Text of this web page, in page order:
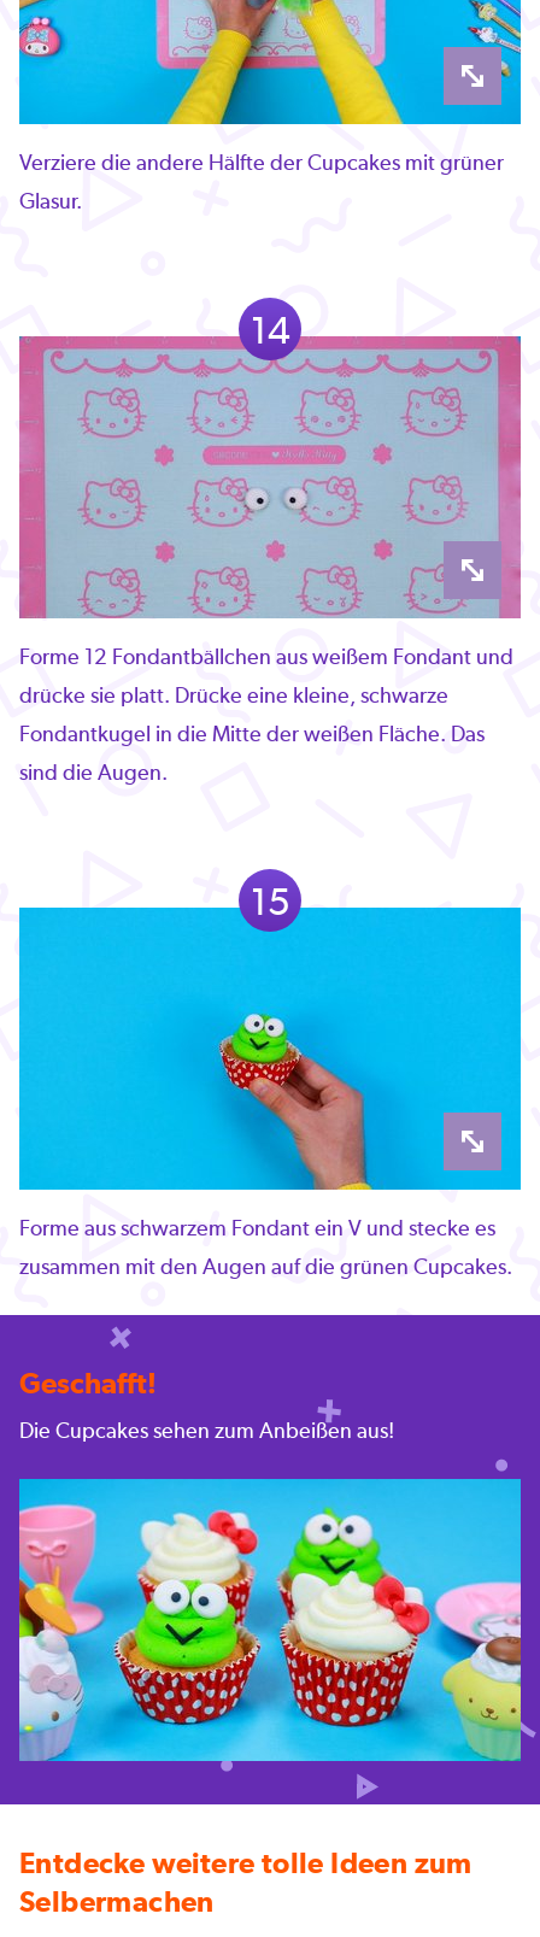
Verziere die andere Hälfte der Cupcakes mit grüner
Glasur.
14
Forme 12 Fondantbällchen aus weißem Fondant und
drücke sie platt. Drücke eine kleine, schwarze
Fondantkugel in die Mitte der weißen Fläche. Das
sind die Augen.
15
Forme aus schwarzem Fondant ein V und stecke es
zusammen mit den Augen auf die grünen Cupcakes.
Geschafft!
Die Cupcakes sehen zum Anbeißen aus!
Entdecke weitere tolle Ideen zum
Selbermachen